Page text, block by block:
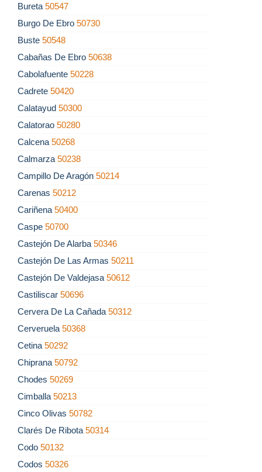
Bureta 50547
Burgo De Ebro 50730
Buste 50548
Cabañas De Ebro 50638
Cabolafuente 50228
Cadrete 50420
Calatayud 50300
Calatorao 50280
Calcena 50268
Calmarza 50238
Campillo De Aragón 50214
Carenas 50212
Cariñena 50400
Caspe 50700
Castejón De Alarba 50346
Castejón De Las Armas 50211
Castejón De Valdejasa 50612
Castiliscar 50696
Cervera De La Cañada 50312
Cerveruela 50368
Cetina 50292
Chiprana 50792
Chodes 50269
Cimballa 50213
Cinco Olivas 50782
Clarés De Ribota 50314
Codo 50132
Codos 50326